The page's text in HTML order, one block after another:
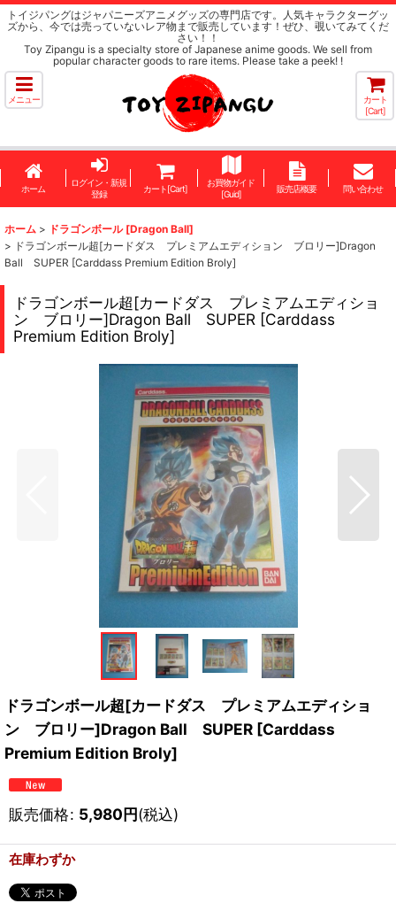
トイジパングはジャパニーズアニメグッズの専門店です。人気キャラクターグッ
ズから、今では売っていないレア物まで販売しています！ぜひ、覗いてみてくだ
さい！！
Toy Zipangu is a specialty store of Japanese anime goods. We sell from
popular character goods to rare items. Please take a peek! !
メニュー
カート
[Cart]
ホーム
ログイン・新規
登録
カート[Cart]
お買物ガイド
[Guid]
販売店概要 問い合わせ
ホーム > ドラゴンボール [Dragon Ball]
> ドラゴンボール超[カードダス プレミアムエディション ブロリー]Dragon
Ball SUPER [Carddass Premium Edition Broly]
ドラゴンボール超[カードダス プレミアムエディショ
ン ブロリー]Dragon Ball SUPER [Carddass
Premium Edition Broly]
ドラゴンボール超[カードダス プレミアムエディショ
ン ブロリー]Dragon Ball SUPER [Carddass
Premium Edition Broly]
販売価格: 5,980円(税込)
在庫わずか